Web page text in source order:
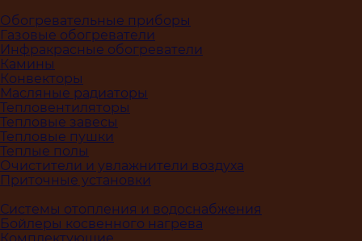
Обогревательные приборы
Газовые обогреватели
Инфракрасные обогреватели
Камины
Конвекторы
Масляные радиаторы
Тепловентиляторы
Тепловые завесы
Тепловые пушки
Теплые полы
Очистители и увлажнители воздуха
Приточные установки
Системы отопления и водоснабжения
Бойлеры косвенного нагрева